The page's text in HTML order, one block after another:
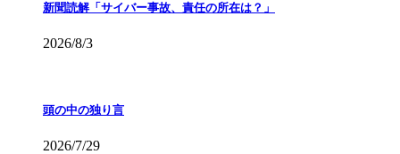
新聞読解「サイバー事故、責任の所在は？」
2026/8/3
頭の中の独り言
2026/7/29